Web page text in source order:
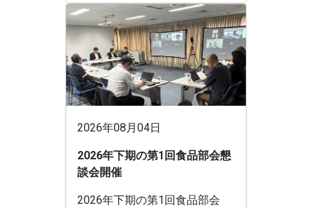
2026年08月04日
2026年下期の第1回食品部会懇
談会開催
2026年下期の第1回食品部会